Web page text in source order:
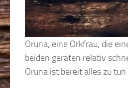
Oruna, eine Orkfrau, die
beiden geraten relativ
Oruna ist bereit alles zu